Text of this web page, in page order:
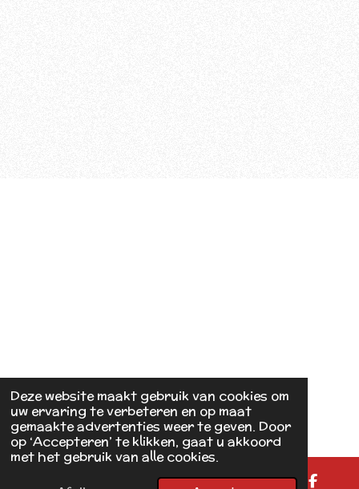
Deze website maakt gebruik van cookies om
uw ervaring te verbeteren en op maat
gemaakte advertenties weer te geven. Door
op ‘Accepteren’ te klikken, gaat u akkoord
met het gebruik van alle cookies.